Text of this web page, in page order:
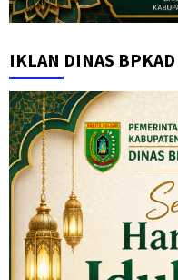
IKLAN DINAS